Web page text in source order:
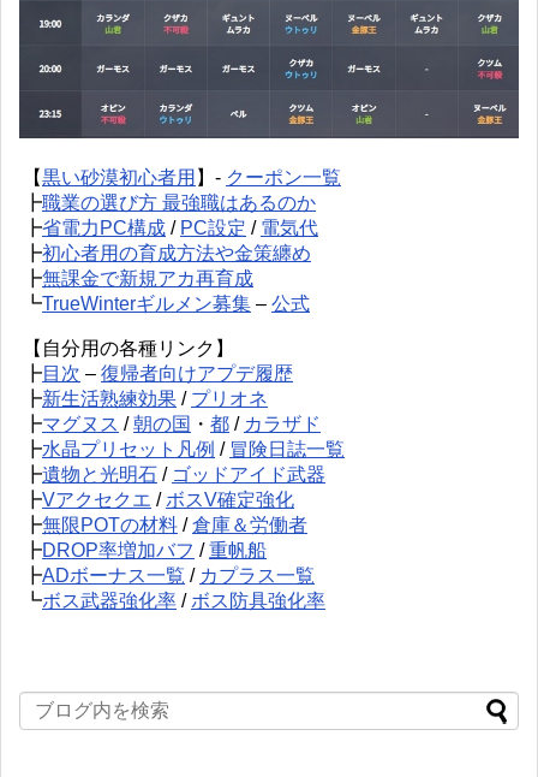
【黒い砂漠初心者用 】- クーポン一覧
┣職業の選び方 最強職はあるのか
┣省電力PC構成 / PC設定 / 電気代
┣初心者用の育成方法や金策纏め
┣無課金で新規アカ再育成
┗TrueWinterギルメン募集 – 公式
【自分用の各種リンク】
┣目次 – 復帰者向けアプデ履歴
┣新生活熟練効果 / プリオネ
┣マグヌス /朝の国 ・ 都 / カラザド
┣水晶プリセット凡例 / 冒険日誌一覧
┣遺物と光明石 / ゴッドアイド武器
┣Vアクセクエ / ボスV確定強化
┣無限POTの材料 /倉庫＆労働者
┣DROP率増加バフ /重帆船
┣ADボーナス一覧 / カプラス一覧
┗ボス武器強化率 / ボス防具強化率